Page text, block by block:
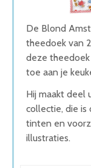
De Blond
theedoek van
deze
toe aan je
Hij maakt deel
collectie, die
tinten en
illustraties.